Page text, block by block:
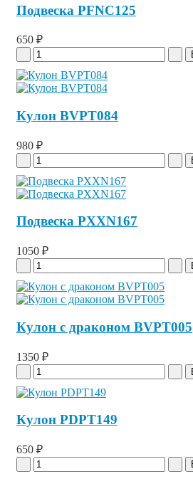
Подвеска PFNC125
650 ₽
Кулон BVPT084
980 ₽
Подвеска PXXN167
1050 ₽
Кулон с драконом BVPT005
1350 ₽
Кулон PDPT149
650 ₽